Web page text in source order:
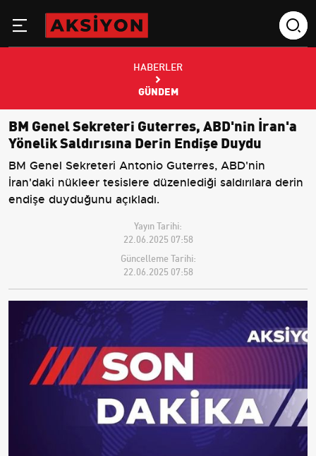
HABERLER
GÜNDEM
BM Genel Sekreteri Guterres, ABD'nin İran'a
Yönelik Saldırısına Derin Endişe Duydu
BM Genel Sekreteri Antonio Guterres, ABD'nin
İran'daki nükleer tesislere düzenlediği saldırılara derin
endişe duyduğunu açıkladı.
Yayın Tarihi:
22.06.2025 07:58
Güncelleme Tarihi:
22.06.2025 07:58